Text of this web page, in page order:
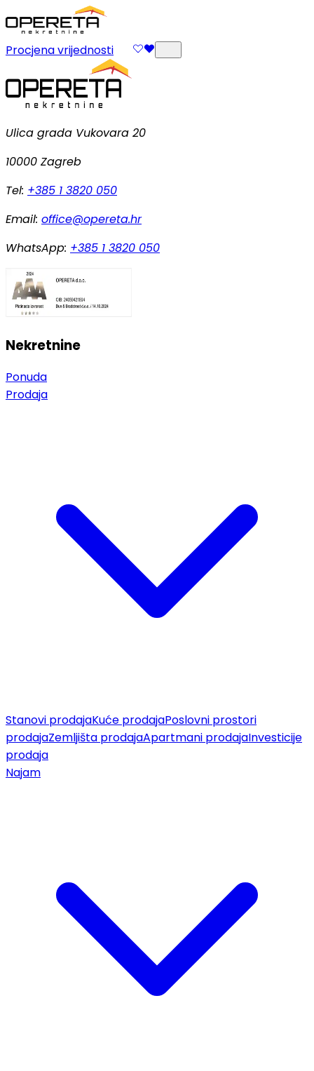
Procjena vrijednosti
Ulica grada Vukovara 20
10000 Zagreb
Tel: +385 1 3820 050
Email: office@opereta.hr
WhatsApp: +385 1 3820 050
Nekretnine
Ponuda
Prodaja
Stanovi prodajaKuće prodajaPoslovni prostori
prodajaZemljišta prodajaApartmani prodajaInvesticije
prodaja
Najam